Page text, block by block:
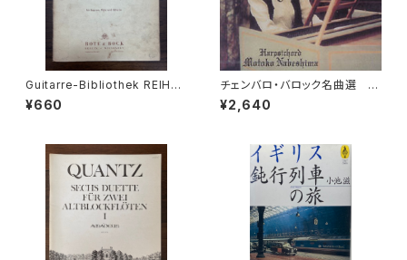
Guitarre-Bibliothek REIHE
Ⅳ KAMMEMUSIK MIT GITA
RRE Nr.47 Nell dolce dell'o
g Friedrich Händel】出版社：
BOTE&BOCK BERLIN・WIES
BADEN 1958年
¥660
チェンバロ・バロック名曲選 G
olden Age of Harpsichord
Music 【演奏：鍋島元子】
¥2,640